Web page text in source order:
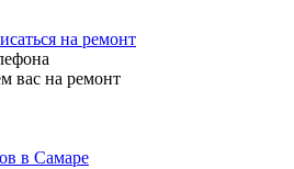
на ремонт
вас на ремонт
в Самаре